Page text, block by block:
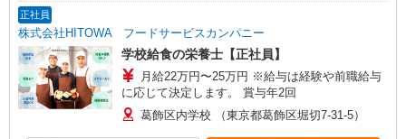
正社員
株式会社HITOWA フードサービスカンパニー
学校給食の栄養士【正社員】
月給22万円〜25万円 ※給与は経験や前職給与
に応じて決定します。 賞与年2回
葛飾区内学校 （東京都葛飾区堀切7-31-5）